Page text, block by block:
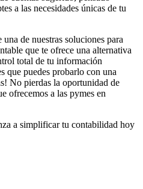
a las necesidades únicas de tu
de nuestras soluciones para
que te ofrece una alternativa
total de tu información
que puedes probarlo con una
No pierdas la oportunidad de
ofrecemos a las pymes en
a simplificar tu contabilidad hoy